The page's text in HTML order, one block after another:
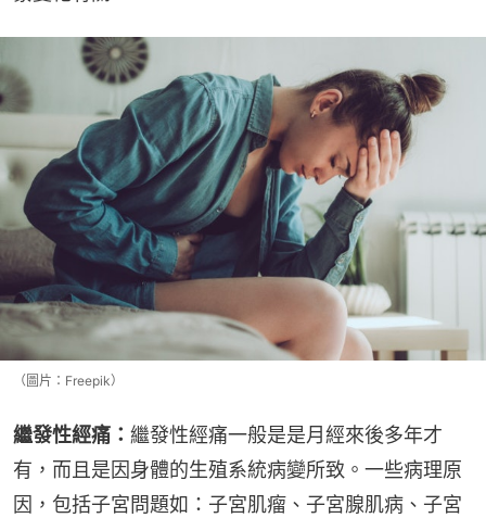
（圖片：Freepik）
繼發性經痛： 繼發性經痛一般是是月經來後多年才
有，而且是因身體的生殖系統病變所致。一些病理原
因，包括子宮問題如：子宮肌瘤、子宮腺肌病、子宮